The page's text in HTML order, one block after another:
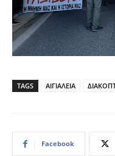
TAGS ΑΙΓΙΑΛΕΙΑ
Facebook